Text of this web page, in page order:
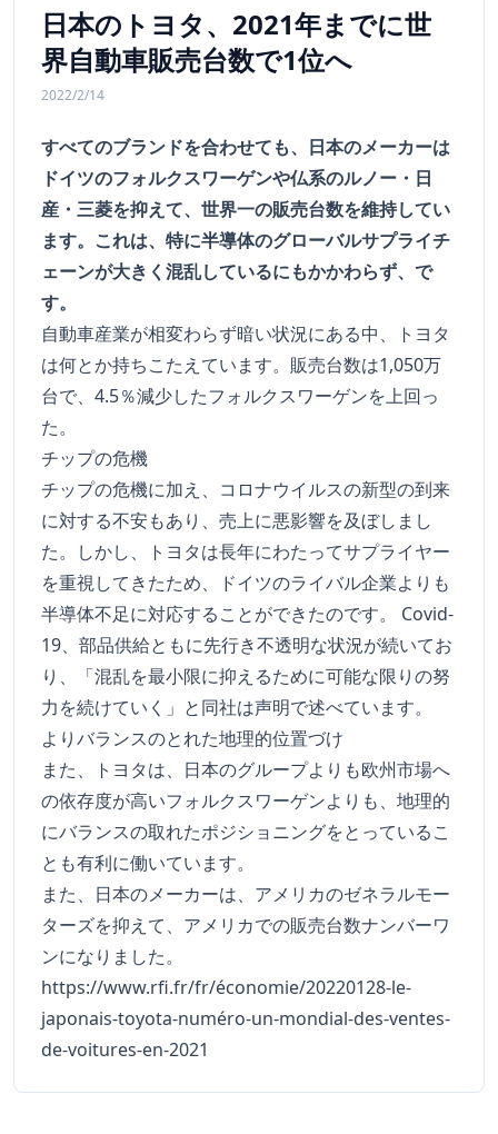
日本のトヨタ、2021年までに世
界自動車販売台数で1位へ
2022/2/14
すべてのブランドを合わせても、日本のメーカーは
ドイツのフォルクスワーゲンや仏系のルノー・日
産・三菱を抑えて、世界一の販売台数を維持してい
ます。これは、特に半導体のグローバルサプライチ
ェーンが大きく混乱しているにもかかわらず、で
す。
自動車産業が相変わらず暗い状況にある中、トヨタ
は何とか持ちこたえています。販売台数は1,050万
台で、4.5％減少したフォルクスワーゲンを上回っ
た。
チップの危機
チップの危機に加え、コロナウイルスの新型の到来
に対する不安もあり、売上に悪影響を及ぼしまし
た。しかし、トヨタは長年にわたってサプライヤー
を重視してきたため、ドイツのライバル企業よりも
半導体不足に対応することができたのです。 Covid-
19、部品供給ともに先行き不透明な状況が続いてお
り、「混乱を最小限に抑えるために可能な限りの努
力を続けていく」と同社は声明で述べています。
よりバランスのとれた地理的位置づけ
また、トヨタは、日本のグループよりも欧州市場へ
の依存度が高いフォルクスワーゲンよりも、地理的
にバランスの取れたポジショニングをとっているこ
とも有利に働いています。
また、日本のメーカーは、アメリカのゼネラルモー
ターズを抑えて、アメリカでの販売台数ナンバーワ
ンになりました。
https://www.rfi.fr/fr/économie/20220128-le-
japonais-toyota-numéro-un-mondial-des-ventes-
de-voitures-en-2021